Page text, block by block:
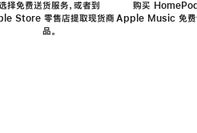
择免费送货服务，或者到
Store 零售店提取现货商
品。
购买
Apple Music 免费